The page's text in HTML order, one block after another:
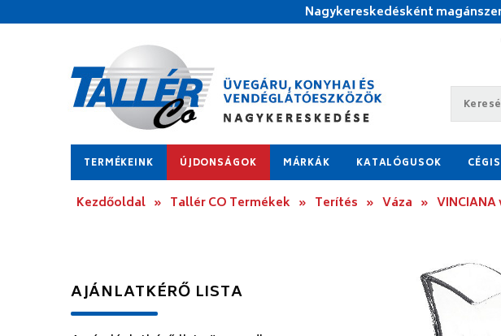
Nagykereskedésként
TERMÉKEINK ÚJDONSÁGOK MÁRKÁK KATALÓGUSOK
Kezdőoldal » Tallér CO Termékek » Terítés » Váza » VINCIANA
AJÁNLATKÉRŐ LISTA